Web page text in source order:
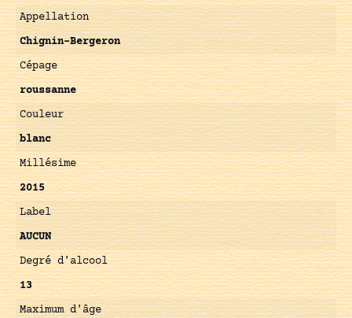
Appellation
Chignin-Bergeron
Cépage
roussanne
Couleur
blanc
Millésime
2015
Label
AUCUN
Degré d'alcool
13
Maximum d'âge